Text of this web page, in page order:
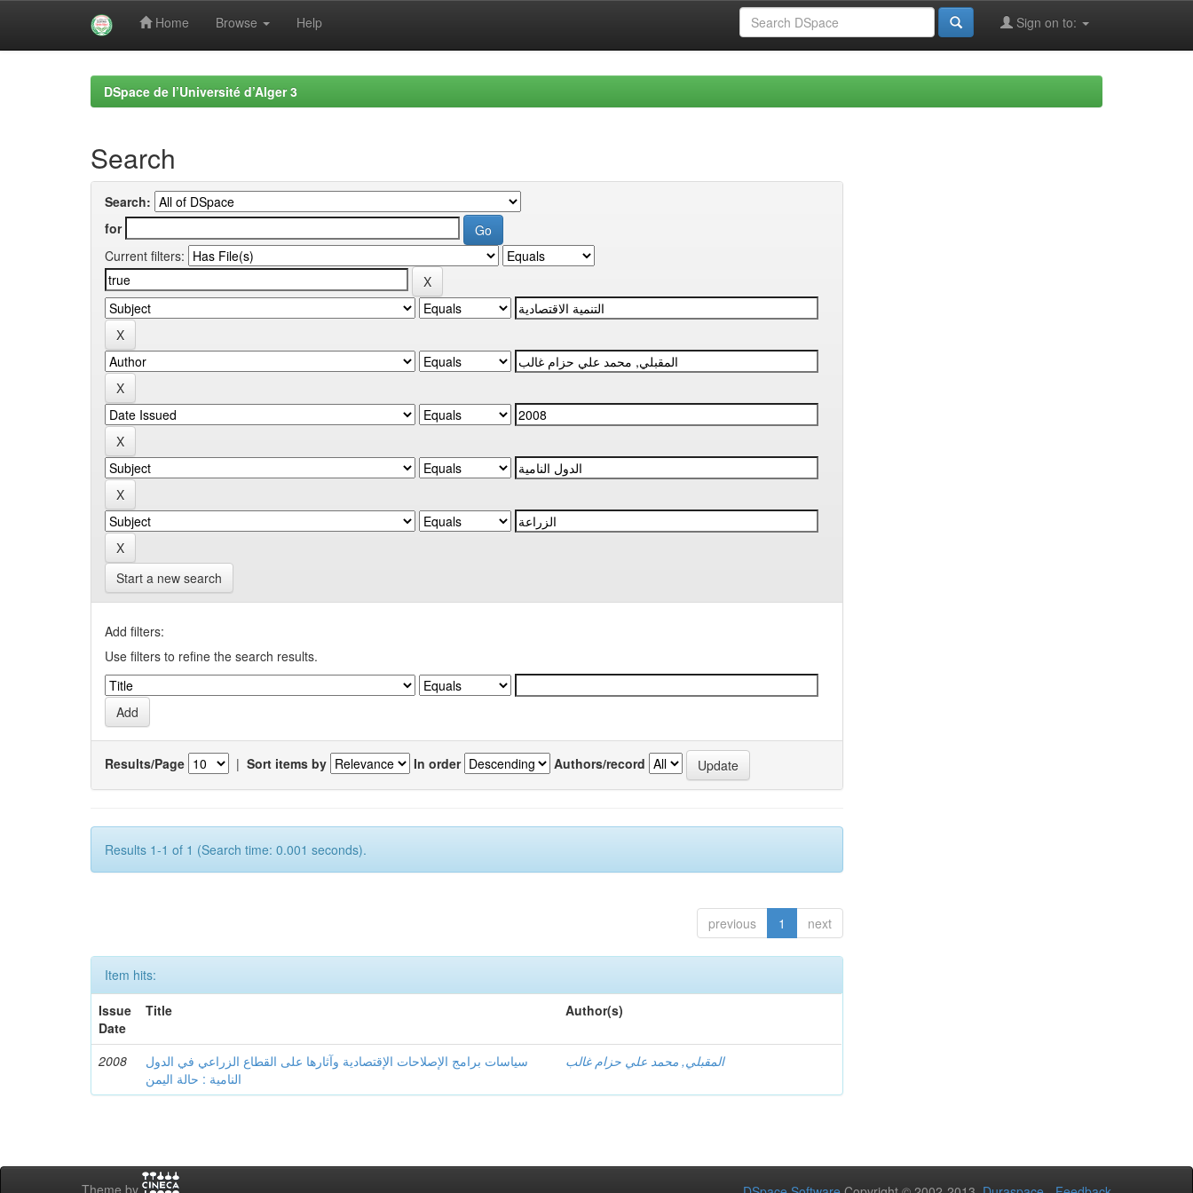
Home Browse Help Sign on to:
DSpace de l’Université d’Alger 3
Search
Search:
for
Current filters:
Start a new search
Add filters:
Use filters to refine the search results.
Results/Page | Sort items by In order Authors/record
Results 1-1 of 1 (Search time: 0.001 seconds).
previous 1 next
Item hits:
Issue
Date
Title Author(s)
2008
سياسات برامج الإصلاحات الإقتصادية وآثارها على القطاع الزراعي في الدول
النامية : حالة اليمن
المقبلي, محمد علي حزام غالب